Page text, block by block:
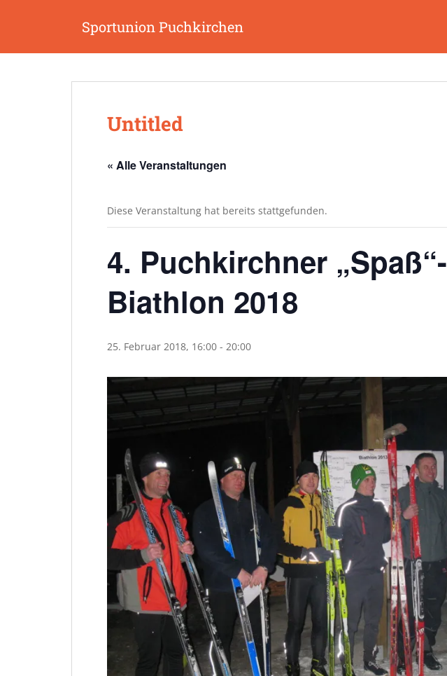
p
Sportunion Puchkirchen
Untitled
« Alle Veranstaltungen
Diese Veranstaltung hat bereits stattgefunden.
4. Puchkirchner „Spaß“-
Biathlon 2018
25. Februar 2018, 16:00 - 20:00